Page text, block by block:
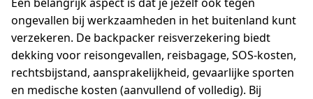
ongevallen bij werkzaamheden in het buitenland kunt
verzekeren. De backpacker reisverzekering biedt
dekking voor reisongevallen, reisbagage, SOS-kosten,
rechtsbijstand, aansprakelijkheid, gevaarlijke sporten
en medische kosten (aanvullend of volledig). Bij